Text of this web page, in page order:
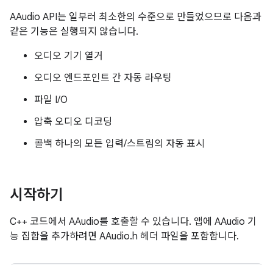
AAudio API는 일부러 최소한의 수준으로 만들었으므로 다음과
같은 기능은 실행되지 않습니다.
오디오 기기 열거
오디오 엔드포인트 간 자동 라우팅
파일 I/O
압축 오디오 디코딩
콜백 하나의 모든 입력/스트림의 자동 표시
시작하기
C++ 코드에서 AAudio를 호출할 수 있습니다. 앱에 AAudio 기
능 집합을 추가하려면 AAudio.h 헤더 파일을 포함합니다.